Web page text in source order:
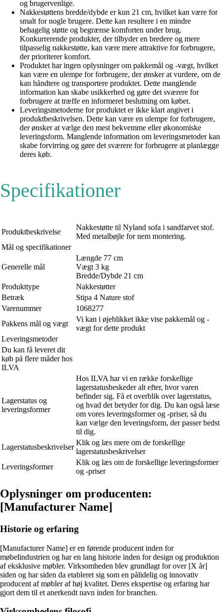
og brugervenlige.
Nakkestøttens bredde/dybde er kun 21 cm, hvilket kan være for
smalt for nogle brugere. Dette kan resultere i en mindre
behagelig støtte og begrænse komforten under brug.
Konkurrerende produkter, der tilbyder en bredere og mere
tilpasselig nakkestøtte, kan være mere attraktive for forbrugere,
der prioriterer komfort.
Produktet har ingen oplysninger om pakkemål og -vægt, hvilket
kan være en ulempe for forbrugere, der ønsker at vurdere, om de
kan håndtere og transportere produktet. Dette manglende
information kan skabe usikkerhed og gøre det sværere for
forbrugere at træffe en informeret beslutning om købet.
Leveringsmetoderne for produktet er ikke klart angivet i
produktbeskrivelsen. Dette kan være en ulempe for forbrugere,
der ønsker at vælge den mest bekvemme eller økonomiske
leveringsform. Manglende information om leveringsmetoder kan
skabe forvirring og gøre det sværere for forbrugere at planlægge
deres køb.
Specifikationer
Produktbeskrivelse
Nakkestøtte til Nyland sofa i sandfarvet stof.
Med metalbøjle for nem montering.
Mål og specifikationer
Generelle mål
Længde 77 cm
Vægt 3 kg
Bredde/Dybde 21 cm
Produkttype
Nakkestøtter
Betræk
Stipa 4 Nature stof
Varenummer
1068277
Pakkens mål og vægt
Vi kan i øjeblikket ikke vise pakkemål og -
vægt for dette produkt
Leveringsmetoder
Du kan få leveret dit
køb på flere måder hos
ILVA
Lagerstatus og
leveringsformer
Hos ILVA har vi en række forskellige
lagerstatusbeskeder alt efter, hvor varen
befinder sig. Få et overblik over lagerstatus,
og hvad det betyder for dig. Du kan også læse
om vores leveringsformer og -priser, så du
kan vælge den leveringsform, der passer bedst
til dig.
Lagerstatusbeskrivelser
Klik og læs mere om de forskellige
lagerstatusbeskrivelser
Leveringsformer
Klik og læs om de forskellige leveringsformer
og -priser
Oplysninger om producenten:
[Manufacturer Name]
Historie og erfaring
[Manufacturer Name] er en førende producent inden for
møbelindustrien og har en lang historie inden for design og produktion
af eksklusive møbler. Virksomheden blev grundlagt for over [X år]
siden og har siden da etableret sig som en pålidelig og innovativ
producent af møbler af høj kvalitet. Deres ekspertise og erfaring har
gjort dem til et anerkendt navn inden for branchen.